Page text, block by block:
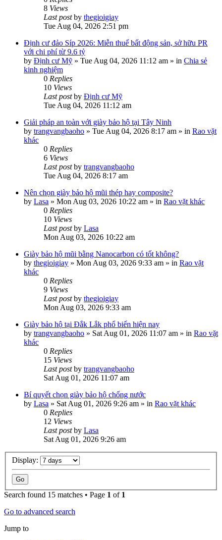
8 Views
Last postby thegioigiay
Tue Aug 04, 2026 2:51 pm
Định cư đảo Síp 2026: Miễn thuế bất động sản, sở hữu PR
với chi phí từ 9.6 tỷ
by Định cư Mỹ » Tue Aug 04, 2026 11:12 am » in Chia sẻ
kinh nghiệm
0 Replies
10 Views
Last postby Định cư Mỹ
Tue Aug 04, 2026 11:12 am
Giải pháp an toàn với giày bảo hộ tại Tây Ninh
by trangvangbaoho » Tue Aug 04, 2026 8:17 am » in Rao vặt
khác
0 Replies
6 Views
Last postby trangvangbaoho
Tue Aug 04, 2026 8:17 am
Nên chọn giày bảo hộ mũi thép hay composite?
by Lasa » Mon Aug 03, 2026 10:22 am » in Rao vặt khác
0 Replies
10 Views
Last postby Lasa
Mon Aug 03, 2026 10:22 am
Giày bảo hộ mũi bằng Nanocarbon có tốt không?
by thegioigiay » Mon Aug 03, 2026 9:33 am » in Rao vặt
khác
0 Replies
9 Views
Last postby thegioigiay
Mon Aug 03, 2026 9:33 am
Giày bảo hộ tại Đắk Lắk phổ biến hiện nay
by trangvangbaoho » Sat Aug 01, 2026 11:07 am » in Rao vặt
khác
0 Replies
15 Views
Last postby trangvangbaoho
Sat Aug 01, 2026 11:07 am
Bí quyết chọn giày bảo hộ chống nước
by Lasa » Sat Aug 01, 2026 9:26 am » in Rao vặt khác
0 Replies
12 Views
Last postby Lasa
Sat Aug 01, 2026 9:26 am
Display:
Search found 15 matches • Page 1 of 1
Go to advanced search
Jump to